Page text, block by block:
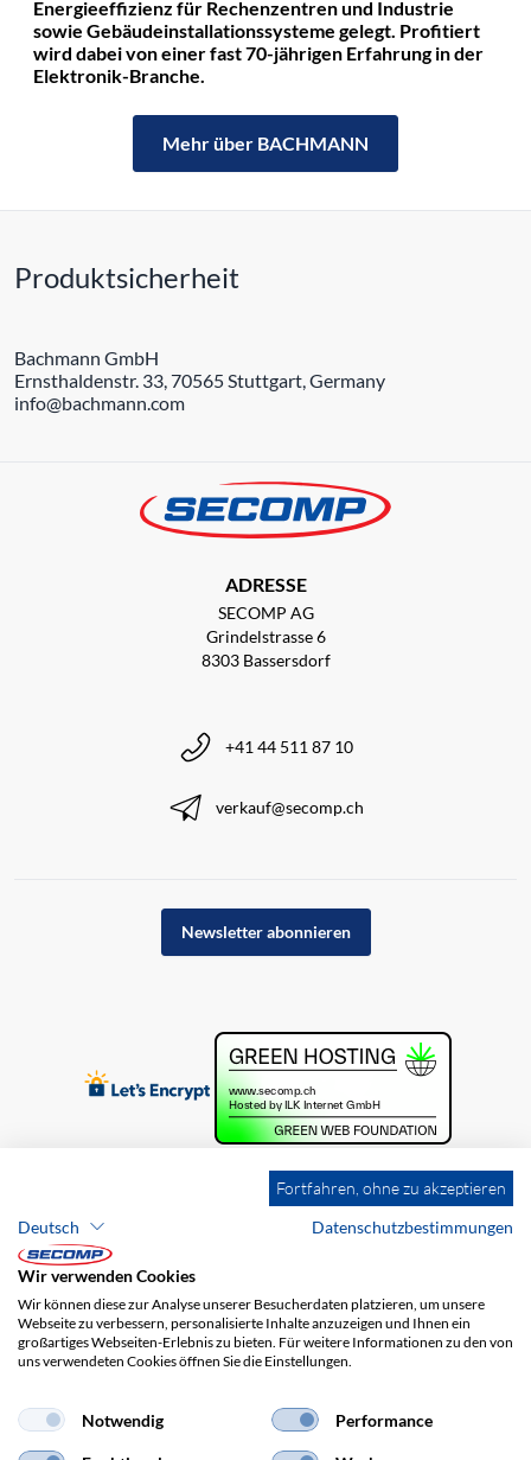
Energieeffizienz für Rechenzentren und Industrie
sowie Gebäudeinstallationssysteme gelegt. Profitiert
wird dabei von einer fast 70-jährigen Erfahrung in der
Elektronik-Branche.
Mehr über BACHMANN
Produktsicherheit
Bachmann GmbH
Ernsthaldenstr. 33, 70565 Stuttgart, Germany
info@bachmann.com
ADRESSE
SECOMP AG
Grindelstrasse 6
8303 Bassersdorf
+41 44 511 87 10
verkauf@secomp.ch
Newsletter abonnieren
Brands Impressum
AGB
Haftungsausschluss
Versandkosten
Fortfahren, ohne zu akzeptieren
Deutsch
Datenschutzbestimmungen
Wir verwenden Cookies
Wir können diese zur Analyse unserer Besucherdaten platzieren, um unsere
Webseite zu verbessern, personalisierte Inhalte anzuzeigen und Ihnen ein
großartiges Webseiten-Erlebnis zu bieten. Für weitere Informationen zu den von
uns verwendeten Cookies öffnen Sie die Einstellungen.
Notwendig Performance